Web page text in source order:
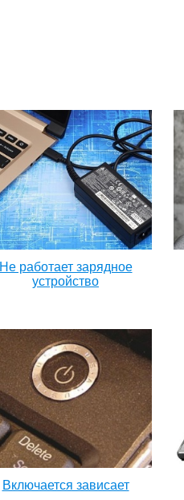
Не работает зарядное
устройство
Включается зависает